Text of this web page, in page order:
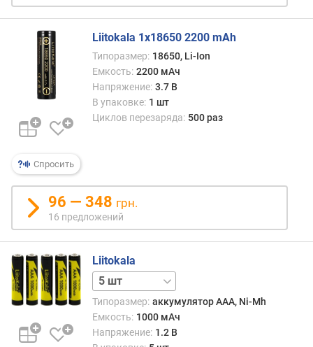
о
а
з
р
я
а
(
А
)
м
а
к
с
и
м
а
л
Спросить
Liitokala 1x18650 2200 mAh
Типоразмер: 18650, Li-Ion
Емкость: 2200 мАч
Напряжение: 3.7 В
В упаковке: 1 шт
Циклов перезаряда: 500 раз
96 — 348 грн.
16 предложений
Liitokala
1 шт
Типоразмер: аккумулятор AAA, Ni-Mh
Емкость: 1000 мАч
Напряжение: 1.2 В